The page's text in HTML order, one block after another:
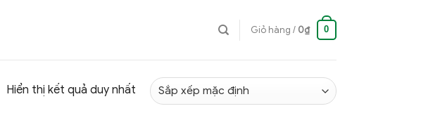
Giỏ hàng / 0₫ 0
Hiển thị kết quả duy nhất